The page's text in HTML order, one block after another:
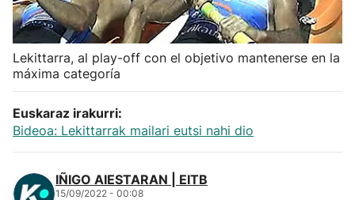
Balonmano
Kirolak 360
Atletismo
Lekittarra, al play-off con el objetivo mantenerse en la
máxima categoría
Euskaraz irakurri:
Bideoa: Lekittarrak mailari eutsi nahi dio
IÑIGO AIESTARAN | EITB
15/09/2022 - 00:08